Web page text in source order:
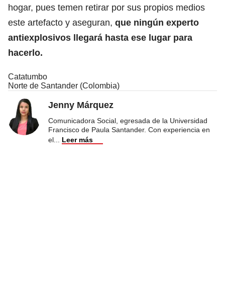
hogar, pues temen retirar por sus propios medios
este artefacto y aseguran, que ningún experto
antiexplosivos llegará hasta ese lugar para
hacerlo.
Catatumbo
Norte de Santander (Colombia)
Jenny Márquez
Comunicadora Social, egresada de la Universidad
Francisco de Paula Santander. Con experiencia en
el
Leer más